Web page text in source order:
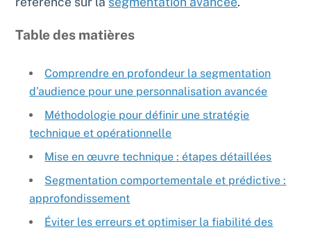
Table des matières
Comprendre en profondeur la segmentation
d’audience pour une personnalisation avancée
Méthodologie pour définir une stratégie
technique et opérationnelle
Mise en œuvre technique : étapes détaillées
Segmentation comportementale et prédictive :
approfondissement
Éviter les erreurs et optimiser la fiabilité des